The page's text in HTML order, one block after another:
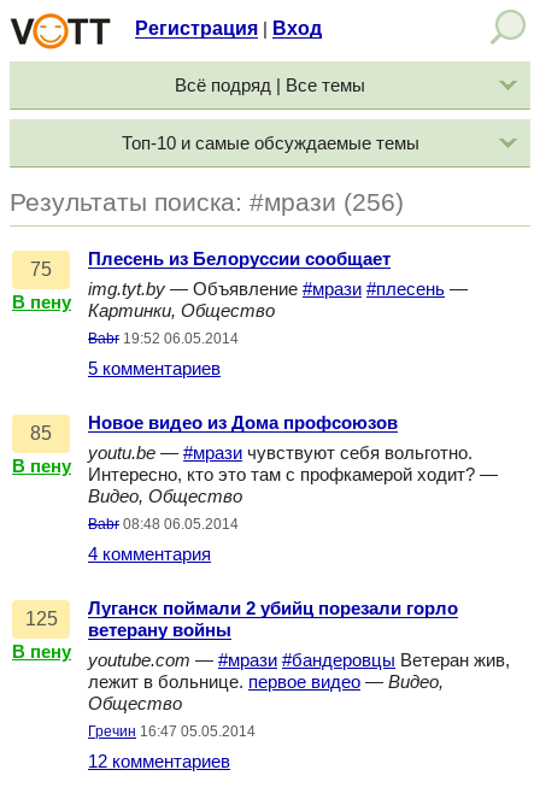
Регистрация Вход
Всё подряд | Все темы
Топ-10 и самые обсуждаемые темы
Результаты поиска: #мрази (256)
75
В пену
Плесень из Белоруссии сообщает
img.tyt.by — Объявление #мрази #плесень —
Картинки, Общество
Babr 19:52 06.05.2014
5 комментариев
85
В пену
Новое видео из Дома профсоюзов
youtu.be — #мрази чувствуют себя вольготно.
Интересно, кто это там с профкамерой ходит? —
Видео, Общество
Babr 08:48 06.05.2014
4 комментария
125
В пену
Луганск поймали 2 убийц порезали горло
ветерану войны
youtube.com — #мрази #бандеровцы Ветеран жив,
лежит в больнице. первое видео — Видео,
Общество
Гречин 16:47 05.05.2014
12 комментариев